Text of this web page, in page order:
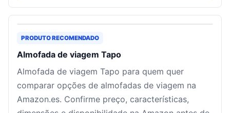
PRODUTO RECOMENDADO
Almofada de viagem Tapo
Almofada de viagem Tapo para quem quer
comparar opções de almofadas de viagem na
Amazon.es. Confirme preço, características,